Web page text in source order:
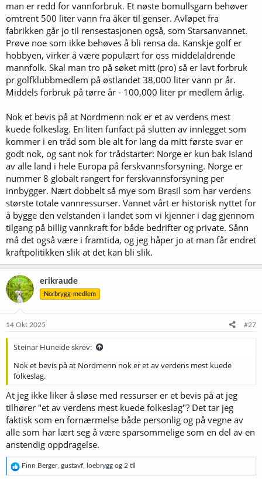
man er redd for vannforbruk. Et nøste bomullsgarn behøver
omtrent 500 liter vann fra åker til genser. Avløpet fra
fabrikken går jo til rensestasjonen også, som Starsanvannet.
Prøve noe som ikke behøves å bli rensa da. Kanskje golf er
hobbyen, virker å være populært for oss middelaldrende
mannfolk. Skal man tro på søket mitt (pro) så er lavt forbruk
pr golfklubbmedlem på østlandet 38,000 liter vann pr år.
Middels forbruk på tørre år - 100,000 liter pr medlem årlig.
Nok et bevis på at Nordmenn nok er et av verdens mest
kuede folkeslag. En liten funfact på slutten av innlegget som
kommer i en tråd som ble alt for lang da mitt første svar er
godt nok, og sant nok for trådstarter: Norge er kun bak Island
av alle land i hele Europa på ferskvannsforsyning. Norge er
nummer 8 globalt rangert for ferskvannsforsyning per
innbygger. Nært dobbelt så mye som Brasil som har verdens
største totale vannressurser. Vannet vårt er historisk nyttet for
å bygge den velstanden i landet som vi kjenner i dag gjennom
tilgang på billig vannkraft for både bedrifter og private. Sånn
må det også være i framtida, og jeg håper jo at man får endret
kraftpolitikken slik at det kan bli slik.
erikraude
Norbrygg-medlem
14 Okt 2025 #27
Steinar Huneide skrev:
Nok et bevis på at Nordmenn nok er et av verdens mest kuede
folkeslag.
At jeg ikke liker å sløse med ressurser er et bevis på at jeg
tilhører "et av verdens mest kuede folkeslag"? Det tar jeg
faktisk som en fornærmelse både personlig og på vegne av
alle som har lært seg å være sparsommelige som en del av en
anstendig oppdragelse.
R
e
Finn Berger, gustavf loebrygg og 2 til